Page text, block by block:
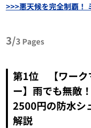
>>>悪天候を完全制覇！
3/3 Pages
第1位 【ワーク
ー】雨でも無敵
2500円の防水シ
解説